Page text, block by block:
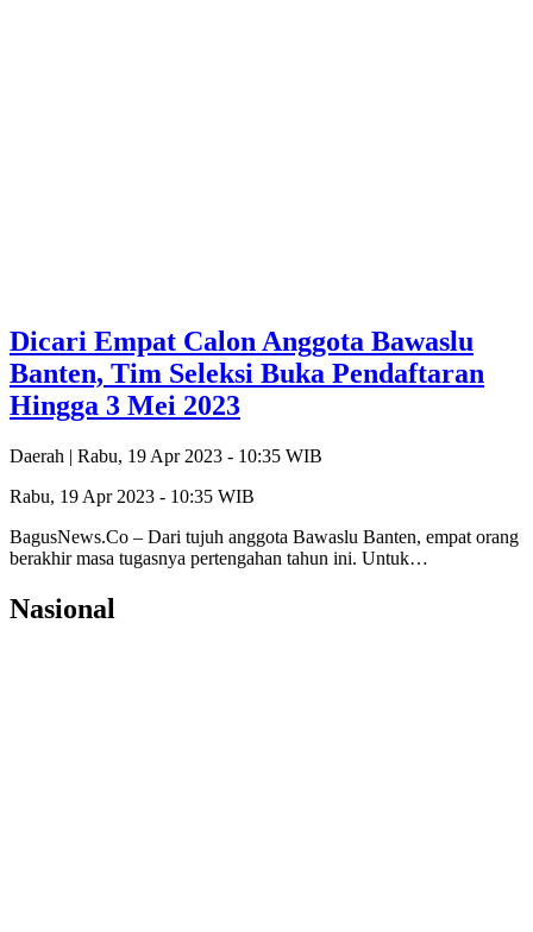
Dicari Empat Calon Anggota Bawaslu
Banten, Tim Seleksi Buka Pendaftaran
Hingga 3 Mei 2023
Daerah | Rabu, 19 Apr 2023 - 10:35 WIB
Rabu, 19 Apr 2023 - 10:35 WIB
BagusNews.Co – Dari tujuh anggota Bawaslu Banten, empat orang
berakhir masa tugasnya pertengahan tahun ini. Untuk…
Nasional